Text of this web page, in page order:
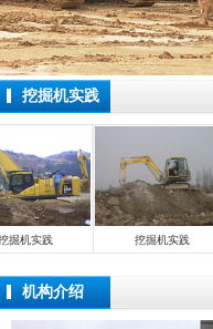
2 / 4
挖掘机实践
挖掘机实践 挖掘机实践
机构介绍